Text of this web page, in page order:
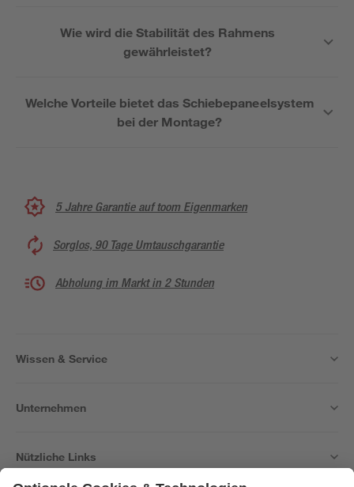
Wie wird die Stabilität des Rahmens
gewährleistet?
Welche Vorteile bietet das Schiebepaneelsystem
bei der Montage?
5 Jahre Garantie auf toom Eigenmarken
Sorglos, 90 Tage Umtauschgarantie
Abholung im Markt in 2 Stunden
Wissen & Service
Unternehmen
Nützliche Links